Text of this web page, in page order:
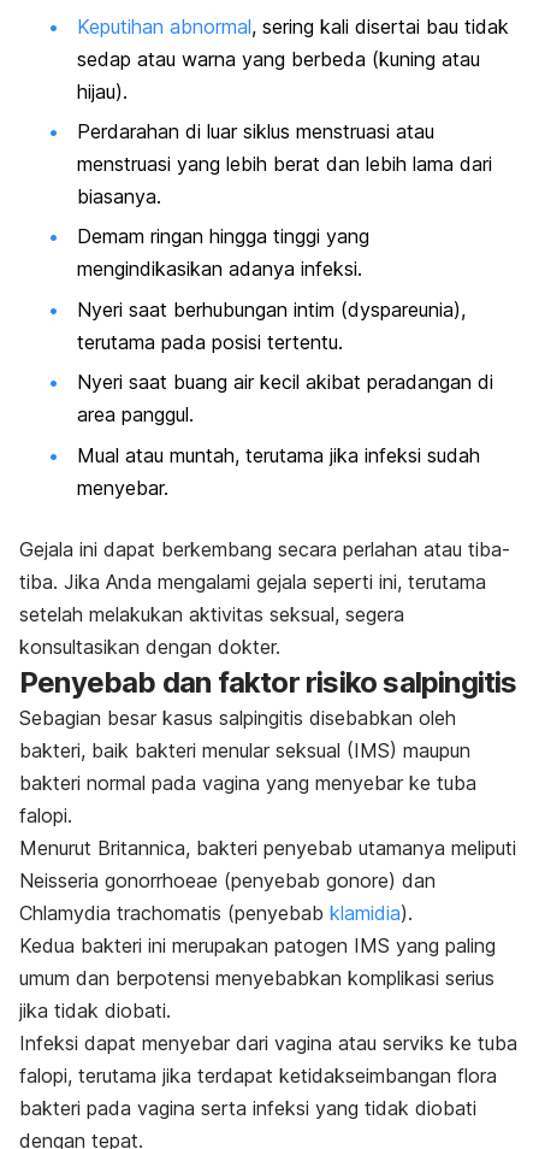
Keputihan abnormal, sering kali disertai bau tidak
sedap atau warna yang berbeda (kuning atau
hijau).
Perdarahan di luar siklus menstruasi atau
menstruasi yang lebih berat dan lebih lama dari
biasanya.
Demam ringan hingga tinggi yang
mengindikasikan adanya infeksi.
Nyeri saat berhubungan intim (dyspareunia),
terutama pada posisi tertentu.
Nyeri saat buang air kecil akibat peradangan di
area panggul.
Mual atau muntah, terutama jika infeksi sudah
menyebar.
Gejala ini dapat berkembang secara perlahan atau tiba-
tiba. Jika Anda mengalami gejala seperti ini, terutama
setelah melakukan aktivitas seksual, segera
konsultasikan dengan dokter.
Penyebab dan faktor risiko salpingitis
Sebagian besar kasus salpingitis disebabkan oleh
bakteri, baik bakteri menular seksual (IMS) maupun
bakteri normal pada vagina yang menyebar ke tuba
falopi.
Menurut Britannica, bakteri penyebab utamanya meliputi
Neisseria gonorrhoeae (penyebab gonore) dan
Chlamydia trachomatis (penyebab klamidia).
Kedua bakteri ini merupakan patogen IMS yang paling
umum dan berpotensi menyebabkan komplikasi serius
jika tidak diobati.
Infeksi dapat menyebar dari vagina atau serviks ke tuba
falopi, terutama jika terdapat ketidakseimbangan flora
bakteri pada vagina serta infeksi yang tidak diobati
dengan tepat.